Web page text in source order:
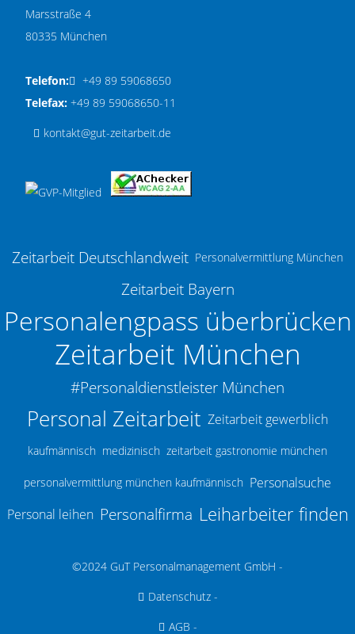
Marsstraße 4
80335 München
Telefon:
+49 89 59068650
Telefax: +49 89 59068650-11
kontakt@gut-zeitarbeit.de
Zeitarbeit Deutschlandweit Personalvermittlung München
Zeitarbeit Bayern
Personalengpass überbrücken
Zeitarbeit München
#Personaldienstleister München
Personal Zeitarbeit Zeitarbeit gewerblich
kaufmännisch medizinisch zeitarbeit gastronomie münchen
personalvermittlung münchen kaufmännisch Personalsuche
Personal leihen Personalfirma Leiharbeiter finden
©2024 GuT Personalmanagement GmbH -
Datenschutz-
AGB -